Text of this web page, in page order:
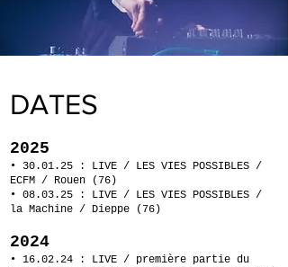
DATES
2025
• 30.01.25 : LIVE / LES VIES POSSIBLES /
ECFM / Rouen (76)
• 08.03.25 : LIVE / LES VIES POSSIBLES /
la Machine / Dieppe ( 76 )
2024
• 16.02.24 : LIVE / première partie du